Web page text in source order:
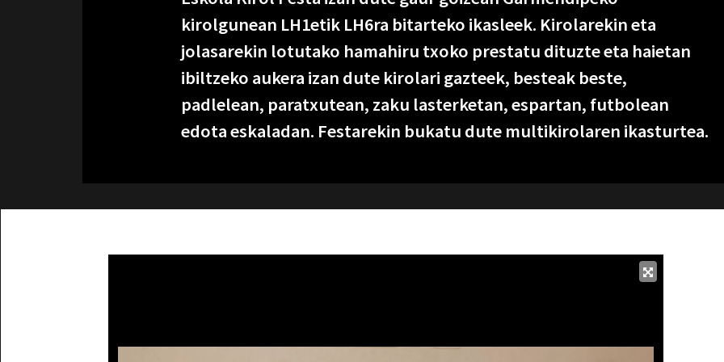
kirolgunean LH1etik LH6ra bitarteko ikasleek. Kirolarekin eta
jolasarekin lotutako hamahiru txoko prestatu dituzte eta haietan
ibiltzeko aukera izan dute kirolari gazteek, besteak beste,
padlelean, paratxutean, zaku lasterketan, espartan, futbolean
edota eskaladan. Festarekin bukatu dute multikirolaren ikasturtea.